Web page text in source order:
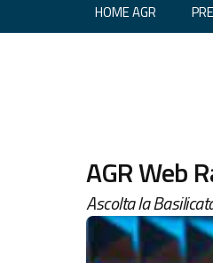
HOME AGR
AGR Web
Ascolta la